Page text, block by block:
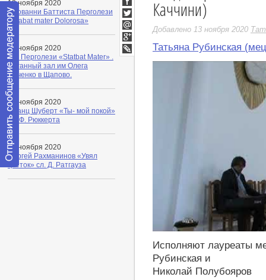
13 ноября 2020
Джованни Баттиста Перголези
«Stabat mater Dolorosa»
13 ноября 2020
Дж. Перголези «Statbat Mater» .
Органный зал им Олега
Янченко в Щапово.
13 ноября 2020
Франц Шуберт «Ты- мой покой»
сл. Ф. Рюккерта
08 ноября 2020
Сергей Рахманинов «Увял
цветок» сл. Д. Ратгауза
Каччини)
Добавлено 13 ноября 2020
Татьяна Рубинская
Исполняют лауреаты
Рубинская и
Николай Полубояров
Facebook
Twitter
Мой
Мир
Google+
LiveJournal
сообщение